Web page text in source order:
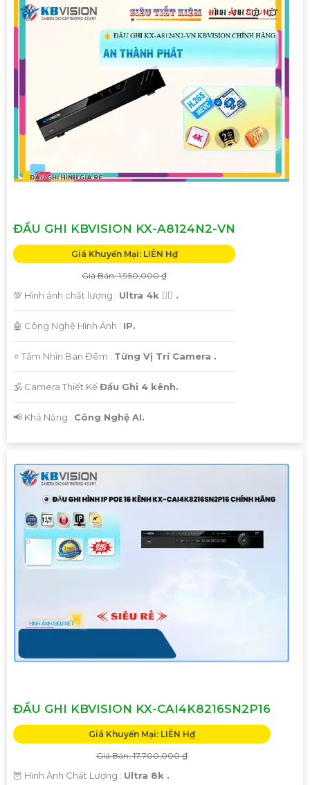
ĐẦU GHI KBVISION KX-A8124N2-VN
Giá Khuyến Mại: LIÊN H₫
Giá Bán: 1,950,000 ₫
💯 Hình ảnh chất lượng : Ultra 4k 👍🏾 .
🤖️ Công Nghệ Hình Ảnh : IP.
⭐ Tầm Nhìn Ban Đêm : Từng Vị Trí Camera .
🕉️ Camera Thiết KếĐầu Ghi 4 kênh.
️📢 Khả Năng : Công Nghệ AI.
ĐẦU GHI KBVISION KX-CAI4K8216SN2P16
Giá Khuyến Mại: LIÊN H₫
Giá Bán: 17,700,000 ₫
🦉 Hình Ành Chất Lượng : Ultra 8k .